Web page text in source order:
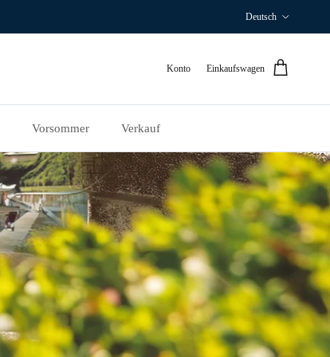
Deutsch
Konto Einkaufswagen
Vorsommer Verkauf